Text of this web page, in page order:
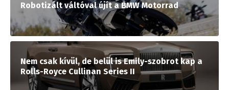
Robotizált váltóval újít a BMW Motorrad
Nem csak kívül, de belül is Emily-szobrot kap a
Rolls-Royce Cullinan Series II